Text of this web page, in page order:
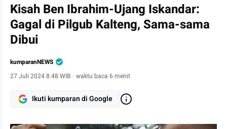
Kisah Ben Ibrahim-Ujang Iskandar:
Gagal di Pilgub Kalteng, Sama-sama
Dibui
kumparanNEWS
27 Juli 2024 8:48 WIB · waktu baca 6 menit
Ikuti kumparan di Google